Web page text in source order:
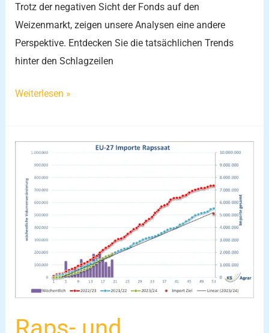
Trotz der negativen Sicht der Fonds auf den
Weizenmarkt, zeigen unsere Analysen eine andere
Perspektive. Entdecken Sie die tatsächlichen Trends
hinter den Schlagzeilen
Weiterlesen »
Raps-
Sonnenblumenmarktpreise:
Aktuelle
Trends
und
Importstatistiken